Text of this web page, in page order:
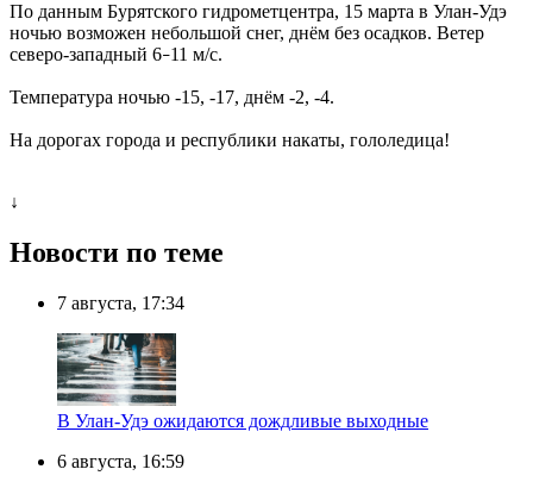
По данным Бурятского гидрометцентра, 15 марта в Улан-Удэ
ночью возможен небольшой снег, днём без осадков. Ветер
северо-западный 6–11 м/с.
Температура ночью -15, -17, днём -2, -4.
На дорогах города и республики накаты, гололедица!
↓
Новости по теме
7 августа, 17:34
В Улан-Удэ ожидаются дождливые выходные
6 августа, 16:59